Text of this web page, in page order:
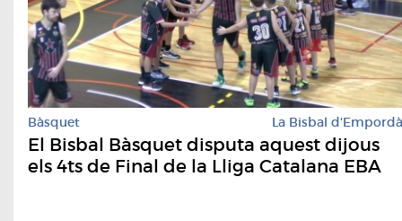
Bàsquet La Bisbal d'Empordà
El Bisbal Bàsquet disputa aquest dijous
els 4ts de Final de la Lliga Catalana EBA